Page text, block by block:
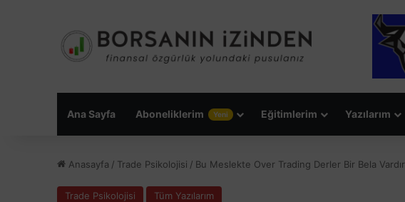
Ana Sayfa Aboneliklerim Yeni Eğitimlerim Yazılarım
Anasayfa / Trade Psikolojisi / Bu Meslekte Over Trading Derler Bir Bela Vardır
Trade Psikolojisi Tüm Yazılarım